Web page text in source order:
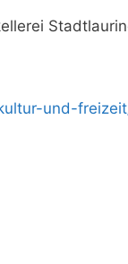
und-